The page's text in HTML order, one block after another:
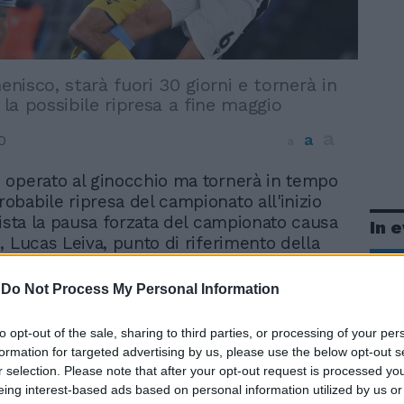
Do Not Process My Personal Information
opt-out of the sale, sharing to third parties, or processing of your
for targeted advertising by us, please use the below opt-out
selection. Please note that after your opt-out request is processed
interest-based ads based on personal information utilized by us
starà fuori 30 giorni e tornerà in
possibile ripresa a fine maggio
a
operato al ginocchio ma tornerà in tempo
ripresa del campionato all'inizio
la pausa forzata del campionato causa
Lucas Leiva, punto di riferimento della
volte rimandata (è stato operato dal
sta operando questa mattina al ginocchio
recupero dovrebbe essere di un mese.
del campionato il regista sudamericano
di poter giocare senza problemi.
In